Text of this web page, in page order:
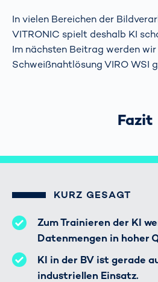
In vielen Bereichen der
VITRONIC spielt deshalb KI
Im nächsten Beitrag werden
Schweißnahtlösung VIRO WSI
Fazit
KURZ GESAGT
Zum Trainieren der KI
Datenmengen in hoher
KI in der BV ist gerade
industriellen Einsatz.